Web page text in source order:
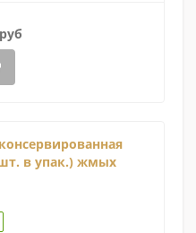
руб
в упак.) жмых